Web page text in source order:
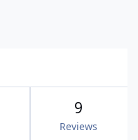
9
Reviews